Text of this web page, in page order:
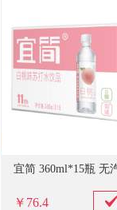
￥76.4